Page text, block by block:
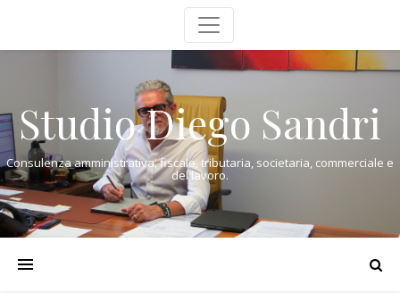
Studio Diego Sandri
Consulenza amministrativa, fiscale, tributaria, societaria, commerciale e
del lavoro.